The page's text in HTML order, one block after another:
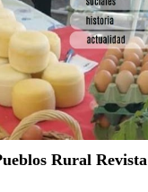
Rural Revista